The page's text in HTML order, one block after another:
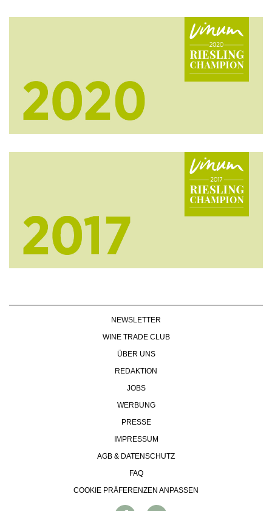
NEWSLETTER
WINE TRADE CLUB
ÜBER UNS
REDAKTION
JOBS
WERBUNG
PRESSE
IMPRESSUM
AGB & DATENSCHUTZ
FAQ
COOKIE PRÄFERENZEN ANPASSEN